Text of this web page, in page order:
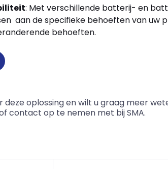
: Met verschillende batterij- en
aan de specifieke behoeften van uw
behoeften.
deze oplossing en wilt u graag meer
contact op te nemen met bij SMA.